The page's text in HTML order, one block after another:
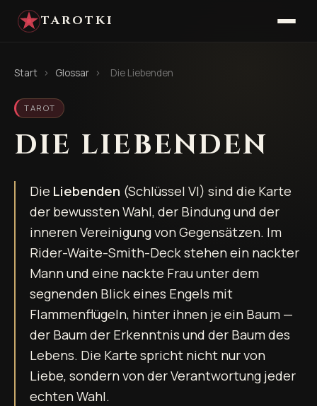
TAROTKI
Start › Glossar › Die Liebenden
TAROT
DIE LIEBENDEN
Die Liebenden (Schlüssel VI) sind die Karte
der bewussten Wahl, der Bindung und der
inneren Vereinigung von Gegensätzen. Im
Rider-Waite-Smith-Deck stehen ein nackter
Mann und eine nackte Frau unter dem
segnenden Blick eines Engels mit
Flammenflügeln, hinter ihnen je ein Baum —
der Baum der Erkenntnis und der Baum des
Lebens. Die Karte spricht nicht nur von
Liebe, sondern von der Verantwortung jeder
echten Wahl.